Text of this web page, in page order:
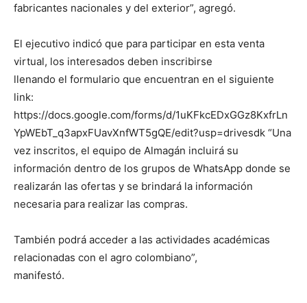
fabricantes nacionales y del exterior”, agregó.
El ejecutivo indicó que para participar en esta venta
virtual, los interesados deben inscribirse
llenando el formulario que encuentran en el siguiente
link:
https://docs.google.com/forms/d/1uKFkcEDxGGz8KxfrLn
YpWEbT_q3apxFUavXnfWT5gQE/edit?usp=drivesdk “Una
vez inscritos, el equipo de Almagán incluirá su
información dentro de los grupos de WhatsApp donde se
realizarán las ofertas y se brindará la información
necesaria para realizar las compras.
También podrá acceder a las actividades académicas
relacionadas con el agro colombiano”,
manifestó.